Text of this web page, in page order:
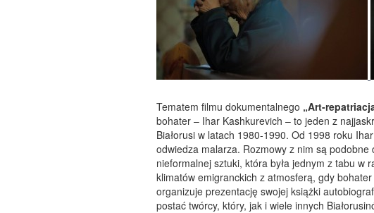
Tematem filmu dokumentalnego „Art-
bohater – Ihar Kashkurevich – to jeden z
Białorusi w latach 1980-1990. Od 1998 roku
odwiedza malarza. Rozmowy z nim są
nieformalnej sztuki, która była jednym z tabu w
klimatów emigranckich z atmosferą, gdy
organizuje prezentację swojej książki
postać twórcy, który, jak i wiele innych